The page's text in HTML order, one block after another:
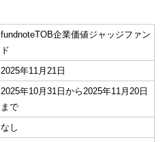
fundnoteTOB企業価値ジャッジファン
ド
2025年11月21日
2025年10月31日から2025年11月20日
まで
なし